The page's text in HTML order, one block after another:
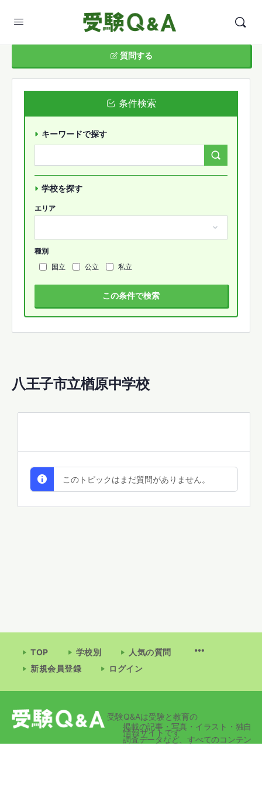
八王子市立楢原中学校
このトピックはまだ質問がありません。
質問する
条件検索
キーワードで探す
学校を探す
エリア
種別
国立
公立 私立
この条件で検索
TOP 学校別
人気の質問
新規会員登録
ログイン
受験Q&Aは受験と教育の
情報サイトです
掲載の記事・写真・イラスト・独自
調査データなど、すべてのコンテン